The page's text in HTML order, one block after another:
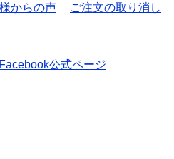
からの声 ご注文の取り消し
Facebook公式ページ